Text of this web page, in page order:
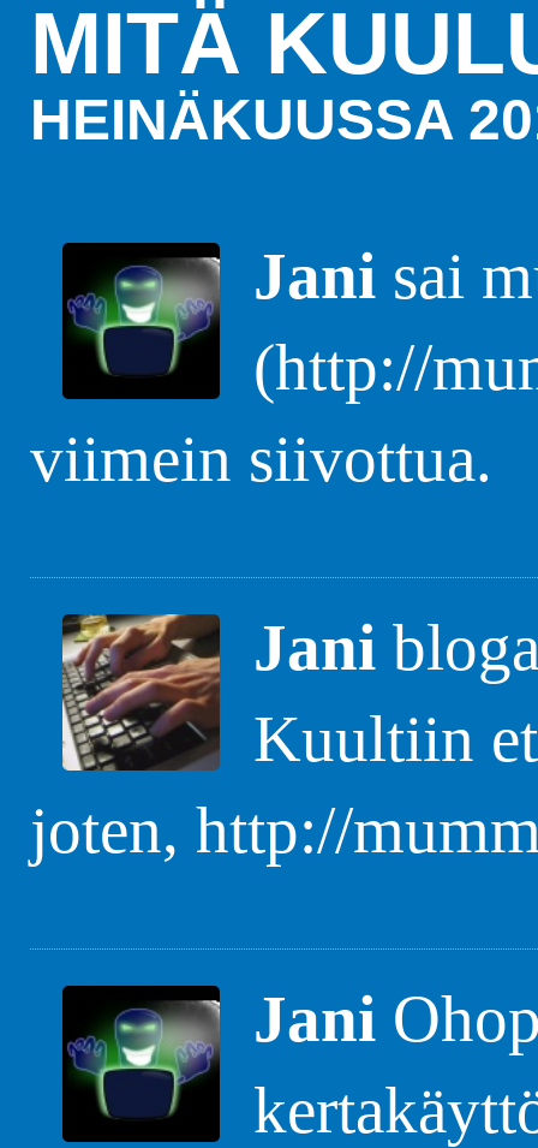
MITÄ
HEINÄKUUSSA
Janisai
(http://
viimein siivottua.
Jani
Kuultiin
joten, http://
Jani